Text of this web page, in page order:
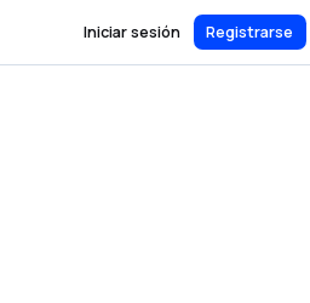
Iniciar sesión Registrarse